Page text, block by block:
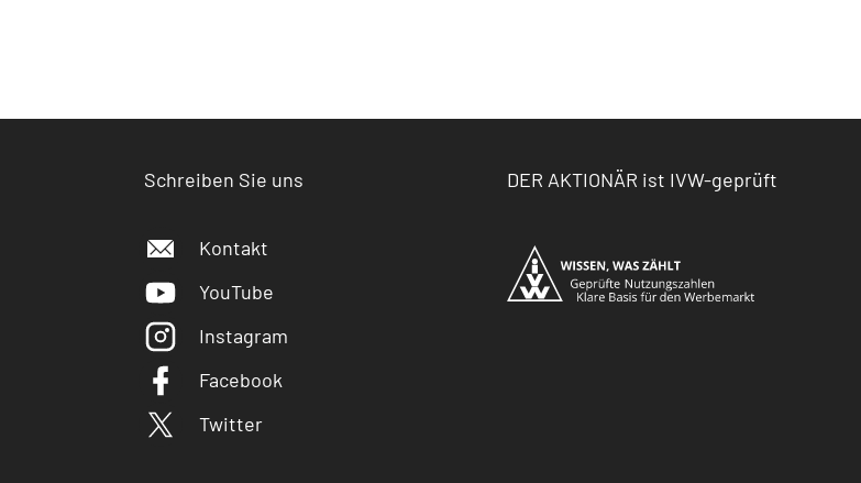
Schreiben Sie uns
Kontakt
YouTube
Instagram
Facebook
Twitter
DER AKTIONÄR ist IVW-geprüft